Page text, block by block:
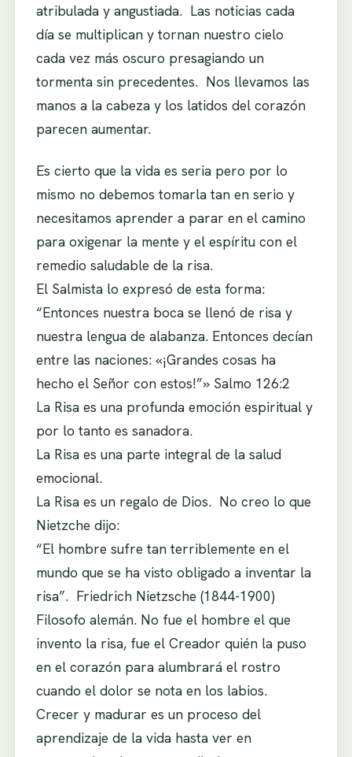
atribulada y angustiada. Las noticias cada
día se multiplican y tornan nuestro cielo
cada vez más oscuro presagiando un
tormenta sin precedentes. Nos llevamos las
manos a la cabeza y los latidos del corazón
parecen aumentar.
Es cierto que la vida es seria pero por lo
mismo no debemos tomarla tan en serio y
necesitamos aprender a parar en el camino
para oxigenar la mente y el espíritu con el
remedio saludable de la risa.
El Salmista lo expresó de esta forma:
“Entonces nuestra boca se llenó de risa y
nuestra lengua de alabanza. Entonces decían
entre las naciones: «¡Grandes cosas ha
hecho el Señor con estos!”» Salmo 126:2
La Risa es una profunda emoción espiritual y
por lo tanto es sanadora.
La Risa es una parte integral de la salud
emocional.
La Risa es un regalo de Dios. No creo lo que
Nietzche dijo:
“El hombre sufre tan terriblemente en el
mundo que se ha visto obligado a inventar la
risa”. Friedrich Nietzsche (1844-1900)
Filosofo alemán. No fue el hombre el que
invento la risa, fue el Creador quién la puso
en el corazón para alumbrará el rostro
cuando el dolor se nota en los labios.
Crecer y madurar es un proceso del
aprendizaje de la vida hasta ver en